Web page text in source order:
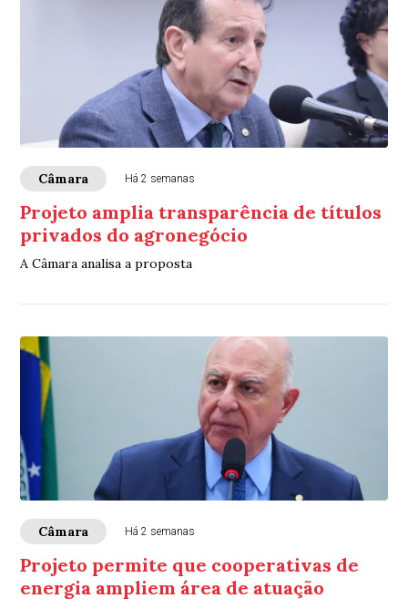
Câmara Há 2 semanas
Projeto amplia transparência de títulos
privados do agronegócio
A Câmara analisa a proposta
Câmara Há 2 semanas
Projeto permite que cooperativas de
energia ampliem área de atuação